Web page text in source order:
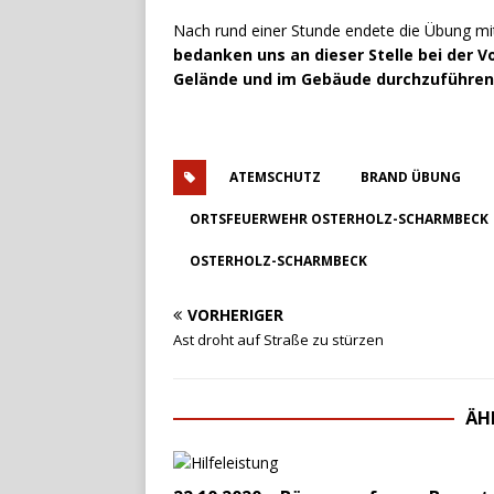
Nach rund einer Stunde endete die Übung
bedanken uns an dieser Stelle bei der
Gelände und im Gebäude
ATEMSCHUTZ BRAND ÜBUNG
ORTSFEUERWEHR OSTERHOLZ-SCHARMBECK
OSTERHOLZ-SCHARMBECK
VORHERIGER
Ast droht auf Straße zu stürzen